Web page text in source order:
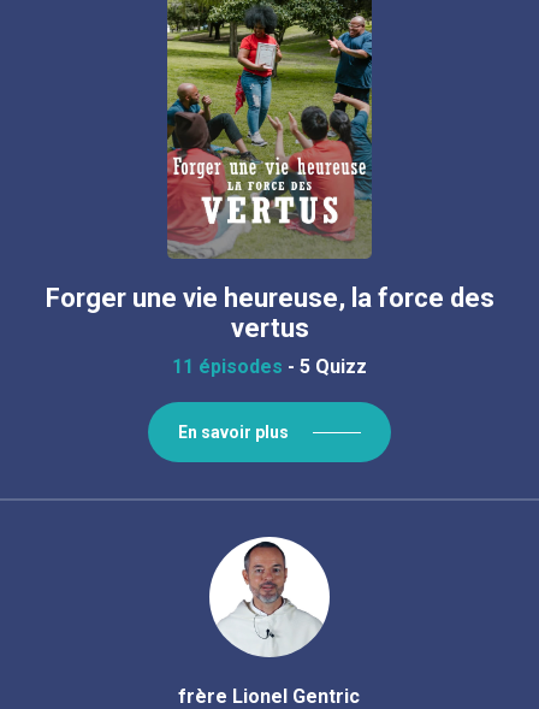
Forger une vie heureuse, la force des
vertus
11 épisodes - 5 Quizz
En savoir plus
frère Lionel Gentric